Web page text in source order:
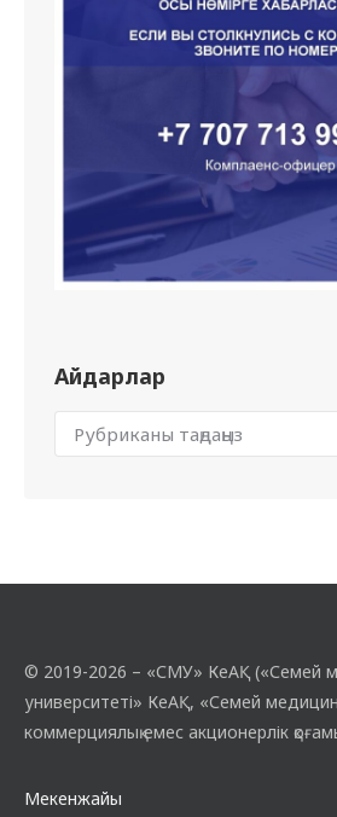
Айдарлар
© 2019-2026 – «СМУ» КеАҚ («Семей
университеті» КеАҚ, «Семей
коммерциялық емес акционерлік
Мекенжайы